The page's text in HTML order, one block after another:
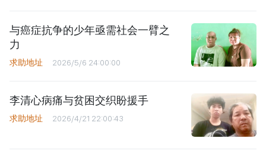
与癌症抗争的少年亟需社会一臂之
力
求助地址 2026/5/6 24:00:00
李清心病痛与贫困交织盼援手
求助地址 2026/4/21 22:00:43